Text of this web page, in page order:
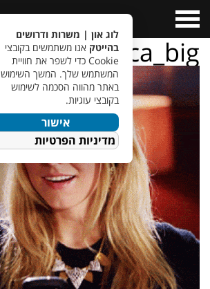
Menu
veronica_big
לוג און | משרות ודרושים
בהייטק אנו משתמשים בקובצי
Cookie כדי לשפר את חוויית
המשתמש שלך. המשך השימוש
באתר מהווה הסכמה לשימוש
בקובצי עוגיות.
אישור
מדיניות הפרטיות